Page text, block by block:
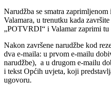
Narudžba se smatra
Valamara, u trenutku kada
„POTVRDI“ i Valamar zaprimi tu
Nakon završene narudžbe kod
dva e-maila: u prvom e-mailu
narudžbe), a u drugom e-mailu
i tekst Općih uvjeta, koji
ugovoru.